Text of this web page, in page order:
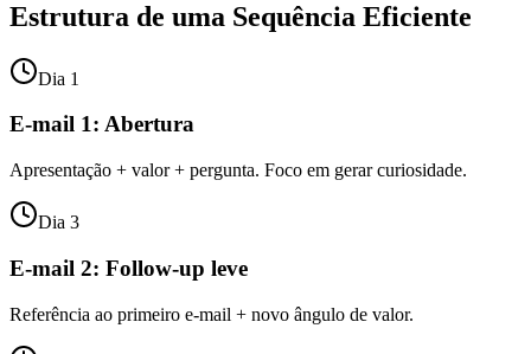
Estrutura de uma Sequência Eficiente
Dia 1
E-mail 1: Abertura
Apresentação + valor + pergunta. Foco em gerar curiosidade.
Dia 3
E-mail 2: Follow-up leve
Referência ao primeiro e-mail + novo ângulo de valor.